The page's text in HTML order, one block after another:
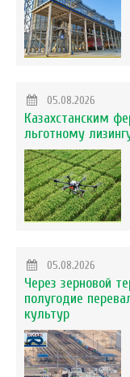
05.08.2026
Казахстанским
льготному
05.08.2026
Через зерновой
полугодие
культур